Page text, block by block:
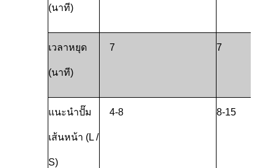
(นาที)
เวลาหยุด
(นาที)
7 7
แนะนําปั๊ม
เส้นหน้า (L /
S)
4-8 8-15